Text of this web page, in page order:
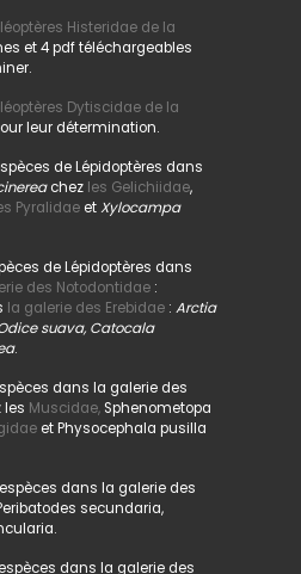
Histeridae de la
et 4 pdf téléchargeables
Dytiscidae de la
leur détermination.
de Lépidoptères dans
chez les Gelichiidae,
PyralidaeetXylocampa
de Lépidoptères dans
des Notodontidae:
la galerie des Erebidae: Arctia
suava, Catocala
.
dans la galerie des
les Muscidae,Sphenometopa
et Physocephala pusilla
dans la galerie des
secundaria,
dans la galerie des